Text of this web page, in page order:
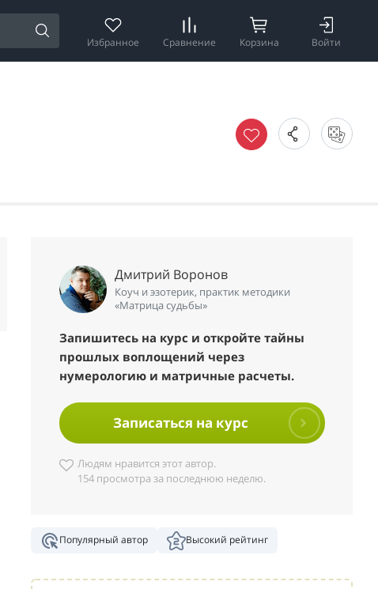
Избранное Сравнение Корзина Войти
Дмитрий Воронов
Коуч и эзотерик, практик методики
«Матрица судьбы»
Запишитесь на курс и откройте тайны
прошлых воплощений через
нумерологию и матричные расчеты.
Записаться на курс
Людям нравится этот автор.
154 просмотра за последнюю неделю.
Популярный автор Высокий рейтинг